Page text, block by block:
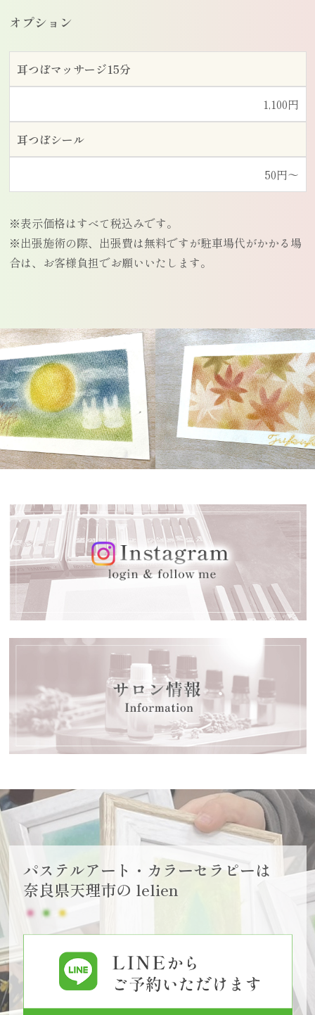
オプション
耳つぼマッサージ15分
1,100円
耳つぼシール
50円〜
※表示価格はすべて税込みです。
※出張施術の際、出張費は無料ですが駐車場代がかかる場
合は、お客様負担でお願いいたします。
パステルアート・カラーセラピーは
奈良県天理市の lelien